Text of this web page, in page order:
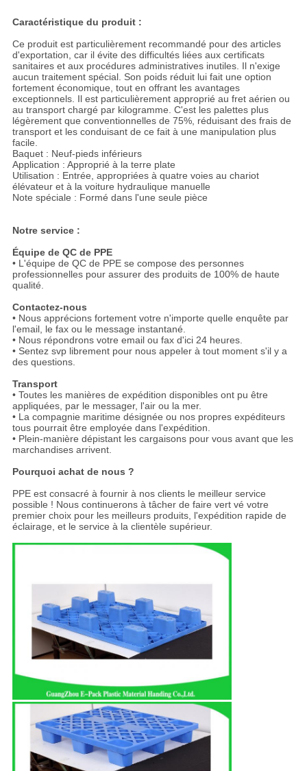
Caractéristique du produit :
Ce produit est particulièrement recommandé pour des articles
d'exportation, car il évite des difficultés liées aux certificats
sanitaires et aux procédures administratives inutiles. Il n'exige
aucun traitement spécial. Son poids réduit lui fait une option
fortement économique, tout en offrant les avantages
exceptionnels. Il est particulièrement approprié au fret aérien ou
au transport chargé par kilogramme. C'est les palettes plus
légèrement que conventionnelles de 75%, réduisant des frais de
transport et les conduisant de ce fait à une manipulation plus
facile.
Baquet : Neuf-pieds inférieurs
Application : Approprié à la terre plate
Utilisation : Entrée, appropriées à quatre voies au chariot
élévateur et à la voiture hydraulique manuelle
Note spéciale : Formé dans l'une seule pièce
Notre service :
Équipe de QC de PPE
• L'équipe de QC de PPE se compose des personnes
professionnelles pour assurer des produits de 100% de haute
qualité.
Contactez-nous
• Nous apprécions fortement votre n'importe quelle enquête par
l'email, le fax ou le message instantané.
• Nous répondrons votre email ou fax d'ici 24 heures.
• Sentez svp librement pour nous appeler à tout moment s'il y a
des questions.
Transport
• Toutes les manières de expédition disponibles ont pu être
appliquées, par le messager, l'air ou la mer.
• La compagnie maritime désignée ou nos propres expéditeurs
tous pourrait être employée dans l'expédition.
• Plein-manière dépistant les cargaisons pour vous avant que les
marchandises arrivent.
Pourquoi achat de nous ?
PPE est consacré à fournir à nos clients le meilleur service
possible ! Nous continuerons à tâcher de faire vert vé votre
premier choix pour les meilleurs produits, l'expédition rapide de
éclairage, et le service à la clientèle supérieur.